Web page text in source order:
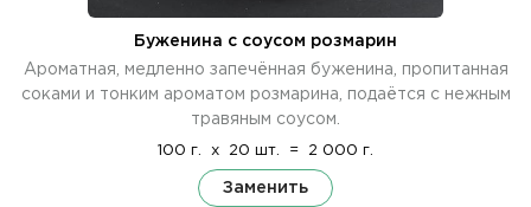
Буженина с соусом розмарин
Ароматная, медленно запечённая буженина, пропитанная
соками и тонким ароматом розмарина, подаётся с нежным
травяным соусом.
100 г. x 20 шт. = 2 000 г.
Заменить